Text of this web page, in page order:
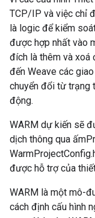
TCP/IP và việc chỉ
là logic để kiểm
được hợp nhất vào
đích là thêm và xoá
đến Weave các
chuyển đổi từ trạng
động.
WARM dự kiến sẽ
dịch thông qua
được hỗ trợ của
WARM là một mô-
cách định cấu hình